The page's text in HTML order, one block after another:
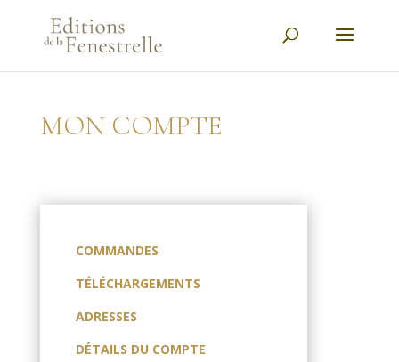
MON COMPTE
COMMANDES
TÉLÉCHARGEMENTS
ADRESSES
DÉTAILS DU COMPTE